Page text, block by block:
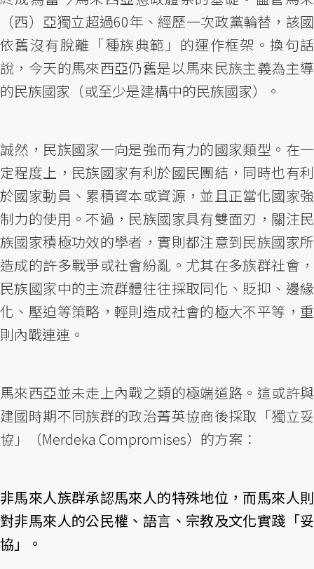
（西）亞獨立超過60年、經歷一次政黨輪替，該國
依舊沒有脫離「種族典範」的運作框架。換句話
說，今天的馬來西亞仍舊是以馬來民族主義為主導
的民族國家（或至少是建構中的民族國家）。
誠然，民族國家一向是強而有力的國家類型。在一
定程度上，民族國家有利於國民團結，同時也有利
於國家動員、累積資本或資源，並且正當化國家強
制力的使用。不過，民族國家具有雙面刃，關注民
族國家積極功效的學者，實則都注意到民族國家所
造成的許多戰爭或社會紛亂。尤其在多族群社會，
民族國家中的主流群體往往採取同化、貶抑、邊緣
化、壓迫等策略，輕則造成社會的極大不平等，重
則內戰連連。
馬來西亞並未走上內戰之類的極端道路。這或許與
建國時期不同族群的政治菁英協商後採取「獨立妥
協」（Merdeka Compromises）的方案：
非馬來人族群承認馬來人的特殊地位，而馬來人則
對非馬來人的公民權、語言、宗教及文化實踐「妥
協」。